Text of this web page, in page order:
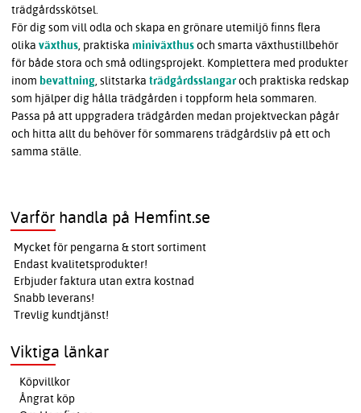
trädgårdsskötsel.
För dig som vill odla och skapa en grönare utemiljö finns flera
olika växthus, praktiska miniväxthusoch smarta växthustillbehör
för både stora och små odlingsprojekt. Komplettera med produkter
inom bevattning, slitstarka trädgårdsslangaroch praktiska redskap
som hjälper dig hålla trädgården i toppform hela sommaren.
Passa på att uppgradera trädgården medan projektveckan pågår
och hitta allt du behöver för sommarens trädgårdsliv på ett och
samma ställe.
Varför handla på Hemfint.se
Mycket för pengarna & stort sortiment
Endast kvalitetsprodukter!
Erbjuder faktura utan extra kostnad
Snabb leverans!
Trevlig kundtjänst!
Viktiga länkar
Köpvillkor
Ångrat köp